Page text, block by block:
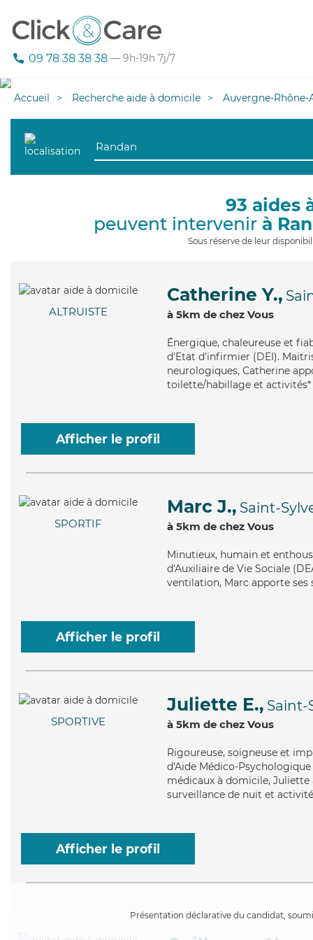
09 78 38 38 38 — 9h-19h 7j/7
Accueil Recherche aide à domicile Auvergne-Rhône-
93 aides
peuvent intervenir à
Sous réserve de leur
ALTRUISTE
Catherine Y.,
à 5km de chez Vous
Énergique, chaleureuse et
d'Etat d'infirmier (DEI).
neurologiques, Catherine
toilette/habillage et activités*
Afficher le profil
SPORTIF
Marc J., Saint-
à 5km de chez Vous
Minutieux, humain et
d'Auxiliaire de Vie Sociale
ventilation, Marc apporte
Afficher le profil
SPORTIVE
Juliette E., Saint-
à 5km de chez Vous
Rigoureuse, soigneuse et
d'Aide Médico-
médicaux à domicile, Juliette
surveillance de nuit et
Afficher le profil
Présentation déclarative du candidat,